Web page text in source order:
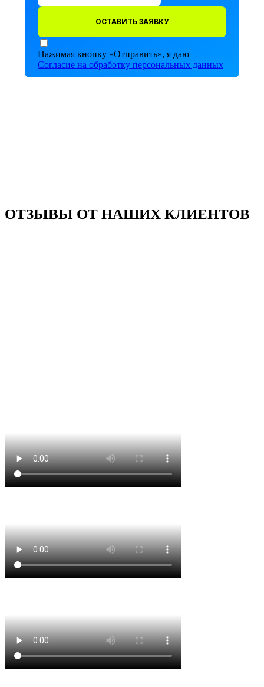
ОСТАВИТЬ ЗАЯВКУ
Нажимая кнопку «Отправить», я даю
Согласие на обработку персональных данных
ОТЗЫВЫ ОТ НАШИХ КЛИЕНТОВ